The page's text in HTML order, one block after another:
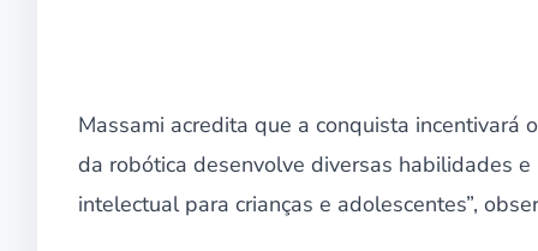
Massami acredita que a conquista incentivará
da robótica desenvolve diversas habilidades
intelectual para crianças e adolescentes”,